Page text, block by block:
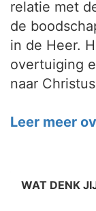
relatie met
de
in de Heer.
overtuiging
naar
Leer meer
WAT DENK